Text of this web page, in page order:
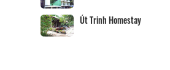
SaiGon VinhLong Hotel